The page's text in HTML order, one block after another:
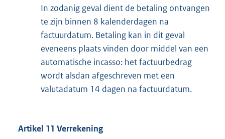
In zodanig geval dient de betaling ontvangen
te zijn binnen 8 kalenderdagen na
factuurdatum. Betaling kan in dit geval
eveneens plaats vinden door middel van een
automatische incasso: het factuurbedrag
wordt alsdan afgeschreven met een
valutadatum 14 dagen na factuurdatum.
Artikel 11 Verrekening